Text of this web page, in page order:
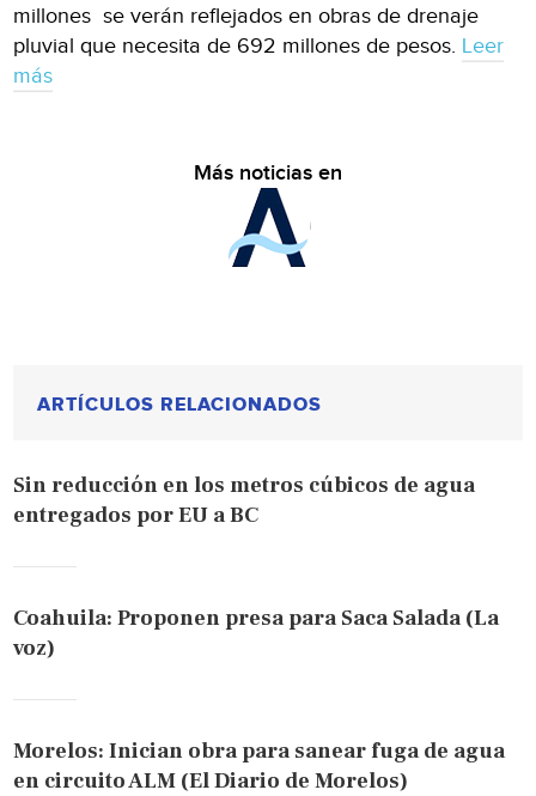
millones se verán reflejados en obras de drenaje
pluvial que necesita de 692 millones de pesos. Leer
más
Más noticias en
ARTÍCULOS RELACIONADOS
Sin reducción en los metros cúbicos de agua
entregados por EU a BC
Coahuila: Proponen presa para Saca Salada (La
voz)
Morelos: Inician obra para sanear fuga de agua
en circuito ALM (El Diario de Morelos)